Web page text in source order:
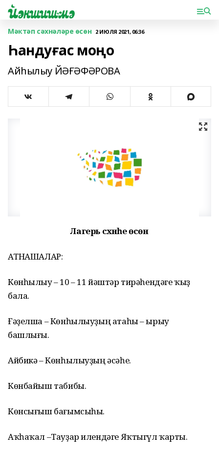
Мәктәп сәхнәләре өсөн 2 ИЮЛЯ 2021, 06:36
Һандуғас моңо
Айһылыу ЙӘҒӘФӘРОВА
Лагерь сәхнәһе өсөн
ҠАТНАШАЛАР:
Көнһылыу – 10 – 11 йәштәр тирәһендәге ҡыҙ
бала.
Ғәҙелша – Көнһылыуҙың атаһы – ырыу
башлығы.
Айбикә – Көнһылыуҙың әсәһе.
Көнбайыш табибы.
Көнсығыш бағымсыһы.
Аҡһаҡал –Тауҙар илендәге Яҡтыгүл ҡарты.